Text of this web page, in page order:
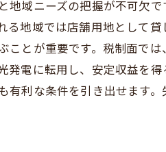
地域ニーズの把握が不可欠
る地域では店舗用地として
ことが重要です。税制面で
発電に転用し、安定収益を
有利な条件を引き出せます